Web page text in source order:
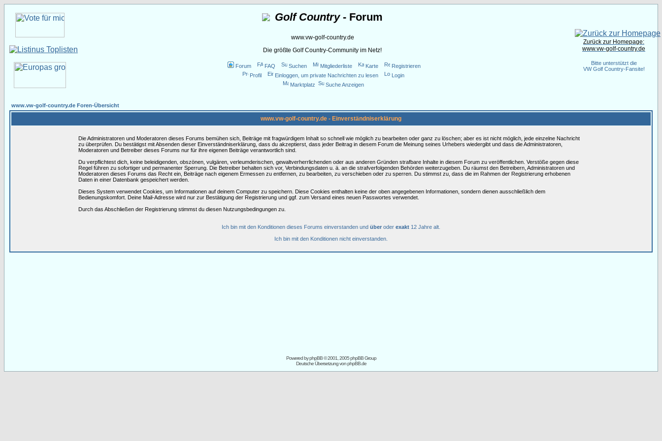
Golf Country- Forum
www.vw-golf-country.de
Die größte Golf Country-Community im Netz!
Forum FAQ Suchen Mitgliederliste Karte
Registrieren
Profil
Einloggen, um private Nachrichten zu lesen
Login
Marktplatz
Suche Anzeigen
Zurück zur Homepage:
www.vw-golf-country.de
Bitte unterstützt die
VW Golf Country-Fansite!
www.vw-golf-country.de Foren-Übersicht
www.vw-golf-country.de - Einverständniserklärung
Die Administratoren und Moderatoren dieses Forums bemühen sich, Beiträge mit fragwürdigem Inhalt so schnell wie möglich zu bearbeiten oder ganz zu löschen; aber es ist nicht möglich, jede einzelne Nachricht
zu überprüfen. Du bestätigst mit Absenden dieser Einverständniserklärung, dass du akzeptierst, dass jeder Beitrag in diesem Forum die Meinung seines Urhebers wiedergibt und dass die Administratoren,
Moderatoren und Betreiber dieses Forums nur für ihre eigenen Beiträge verantwortlich sind.
Du verpflichtest dich, keine beleidigenden, obszönen, vulgären, verleumderischen, gewaltverherrlichenden oder aus anderen Gründen strafbare Inhalte in diesem Forum zu veröffentlichen. Verstöße gegen diese
Regel führen zu sofortiger und permanenter Sperrung. Die Betreiber behalten sich vor, Verbindungsdaten u. ä. an die strafverfolgenden Behörden weiterzugeben. Du räumst den Betreibern, Administratoren und
Moderatoren dieses Forums das Recht ein, Beiträge nach eigenem Ermessen zu entfernen, zu bearbeiten, zu verschieben oder zu sperren. Du stimmst zu, dass die im Rahmen der Registrierung erhobenen
Daten in einer Datenbank gespeichert werden.
Dieses System verwendet Cookies, um Informationen auf deinem Computer zu speichern. Diese Cookies enthalten keine der oben angegebenen Informationen, sondern dienen ausschließlich dem
Bedienungskomfort. Deine Mail-Adresse wird nur zur Bestätigung der Registrierung und ggf. zum Versand eines neuen Passwortes verwendet.
Durch das Abschließen der Registrierung stimmst du diesen Nutzungsbedingungen zu.
Ich bin mit den Konditionen dieses Forums einverstanden und über oder exakt 12 Jahre alt.
Ich bin mit den Konditionen nicht einverstanden.
Powered byphpBB© 2001, 2005 phpBB Group
Deutsche Übersetzung vonphpBB.de